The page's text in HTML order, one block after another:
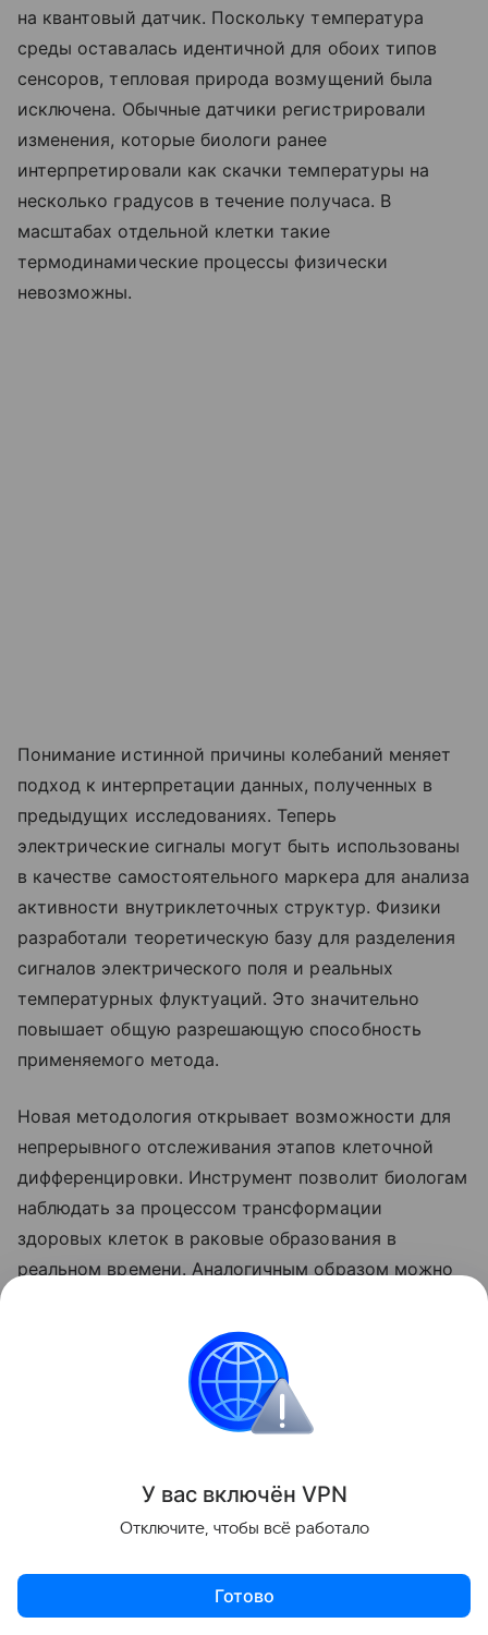
на квантовый датчик. Поскольку температура
среды оставалась идентичной для обоих типов
сенсоров, тепловая природа возмущений была
исключена. Обычные датчики регистрировали
изменения, которые биологи ранее
интерпретировали как скачки температуры на
несколько градусов в течение получаса. В
масштабах отдельной клетки такие
термодинамические процессы физически
невозможны.
Понимание истинной причины колебаний меняет
подход к интерпретации данных, полученных в
предыдущих исследованиях. Теперь
электрические сигналы могут быть использованы
в качестве самостоятельного маркера для анализа
активности внутриклеточных структур. Физики
разработали теоретическую базу для разделения
сигналов электрического поля и реальных
температурных флуктуаций. Это значительно
повышает общую разрешающую способность
применяемого метода.
Новая методология открывает возможности для
непрерывного отслеживания этапов клеточной
дифференцировки. Инструмент позволит биологам
наблюдать за процессом трансформации
здоровых клеток в раковые образования в
реальном времени. Аналогичным образом можно
при ответе на инфекцию. Технология формирует
основу для создания более совершенных
диагностических платформ.
квантовых зондов. Целью является создание
линейки сенсоров, реагирующих на строго
определенные химические или физические
триггеры. Внедрение таких устройств в
У вас включён VPN
Отключите, чтобы всё работало
Готово